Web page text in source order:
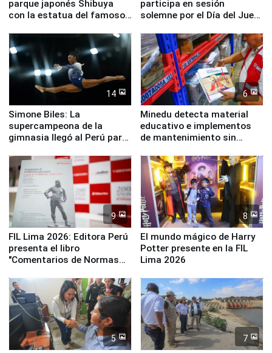
parque japonés Shibuya
con la estatua del famoso
participa en sesión
solemne por el Día del Juez
14
Simone Biles: La
supercampeona de la
gimnasia llegó al Perú para
Panamericanos Lima 2027
6
Minedu detecta material
educativo e implementos
de mantenimiento sin
la UGEL 2
9
FIL Lima 2026: Editora Perú
presenta el libro
"Comentarios de Normas
Derecho Colectivo"
8
El mundo mágico de Harry
Potter presente en la FIL
Lima 2026
5 7